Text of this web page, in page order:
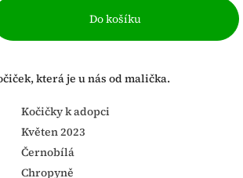
Do košíku
která je u nás od malička.
Kočičky k adopci
Květen 2023
Černobílá
Chropyně